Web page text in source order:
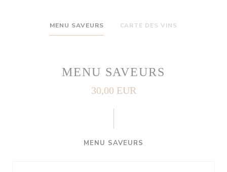
MENU SAVEURS CARTE DES VINS
MENU SAVEURS
30,00 EUR
MENU SAVEURS